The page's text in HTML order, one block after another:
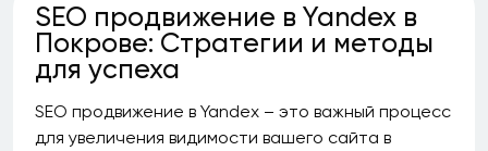
SEO продвижение в Yandex в
Покрове: Стратегии и методы
для успеха
SEO продвижение в Yandex – это важный процесс
для увеличения видимости вашего сайта в